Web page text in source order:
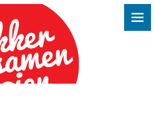
KLOOIEN